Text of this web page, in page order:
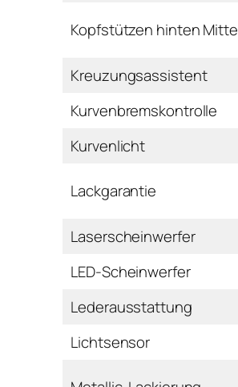
Kopfstützen hinten Mitte
Kreuzungsassistent
Kurvenbremskontrolle
Kurvenlicht
Lackgarantie
Laserscheinwerfer
LED-Scheinwerfer
Lederausstattung
Lichtsensor